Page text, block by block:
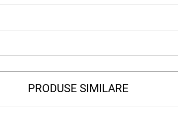
PRODUSE SIMILARE